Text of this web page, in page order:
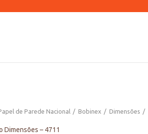
de Parede Nacional Bobinex Dimensões
Dimensões – 4711